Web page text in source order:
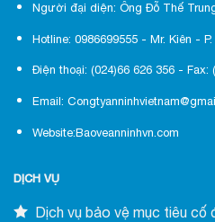
Người đại diện: Ông Đỗ Thế
Hotline: 0986699555 - Mr. Kiên -
Điện thoại: (024)66 626 356 - Fax:
Email:
Website:Baoveanninhvn.com
DỊCH VỤ
Dịch vụ bảo vệ mục tiêu cố